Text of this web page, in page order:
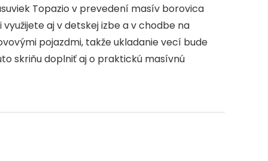
Topazio v prevedení masív borovica
aj v detskej izbe a v chodbe na
pojazdmi, takže ukladanie vecí bude
skriňu doplniť aj o praktickú masívnú